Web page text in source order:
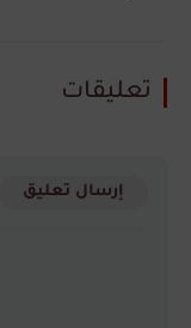
تعليقات
إرسال تعليق